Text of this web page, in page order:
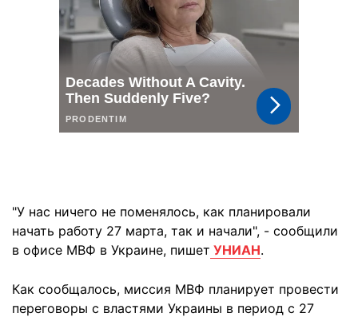
"У нас ничего не поменялось, как планировали
начать работу 27 марта, так и начали", - сообщили
в офисе МВФ в Украине, пишет УНИАН.
Как сообщалось, миссия МВФ планирует провести
переговоры с властями Украины в период с 27